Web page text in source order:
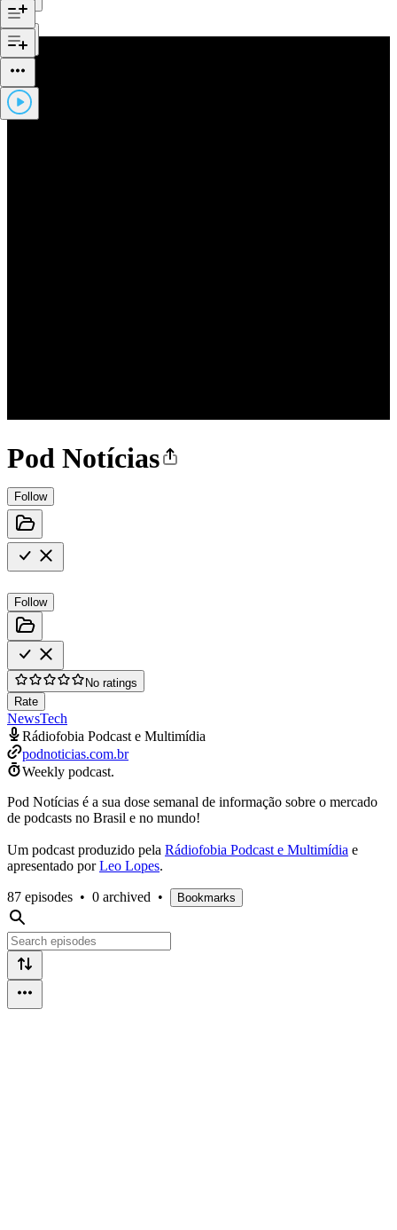
Pod Notícias
Follow
Follow
No ratings
Rate
NewsTech
Rádiofobia Podcast e Multimídia
podnoticias.com.br
Weekly podcast.
Pod Notícias é a sua dose semanal de informação sobre o mercado
de podcasts no Brasil e no mundo!
Um podcast produzido pela Rádiofobia Podcast e Multimídia e
apresentado porLeo Lopes.
87 episodes • 0 archived • Bookmarks